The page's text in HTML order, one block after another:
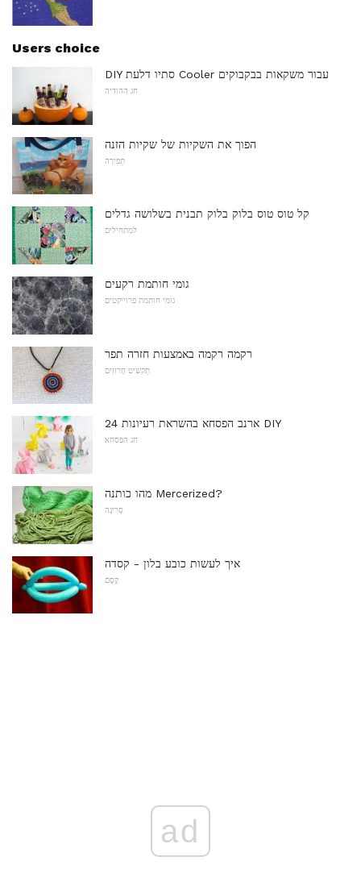
Users choice
DIY סתיו דלעת Cooler עבור משקאות בבקבוקים
חג ההודיה
הפוך את השקיות של שקיות הזנה
תְפִירָה
קל טוס טוס בלוק בלוק תבנית בשלושה גדלים
למתחילים
גומי חותמת רקעים
גומי חותמת פרוייקטים
רקמה רקמה באמצעות חזרה תפר
תַקשִׁיט חָרוּזִים
24 ארנב הפסחא בהשראת רעיונות DIY
חג הפסחא
מהו כותנה Mercerized?
סְרִיגָה
איך לעשות כובע בלון - קסדה
קֶסֶם
ad